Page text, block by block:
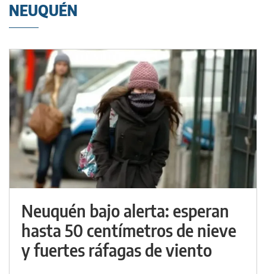
NEUQUÉN
Neuquén bajo alerta: esperan
hasta 50 centímetros de nieve
y fuertes ráfagas de viento